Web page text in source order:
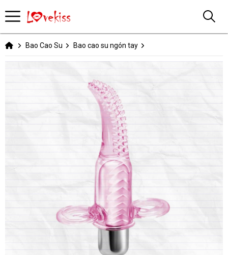
Bao Cao Su Bao cao su ngón tay